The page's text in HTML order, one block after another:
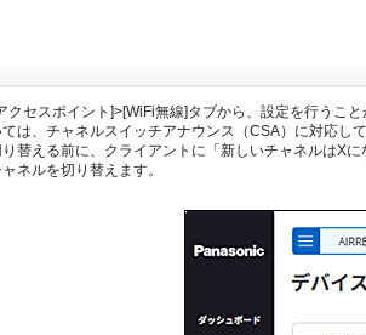
クセスポイント]>[WiFi無線]タブから、設定を行うこと
は、チャネルスイッチアナウンス（CSA）に対応して
替える前に、クライアントに「新しいチャネルはX
ネルを切り替えます。